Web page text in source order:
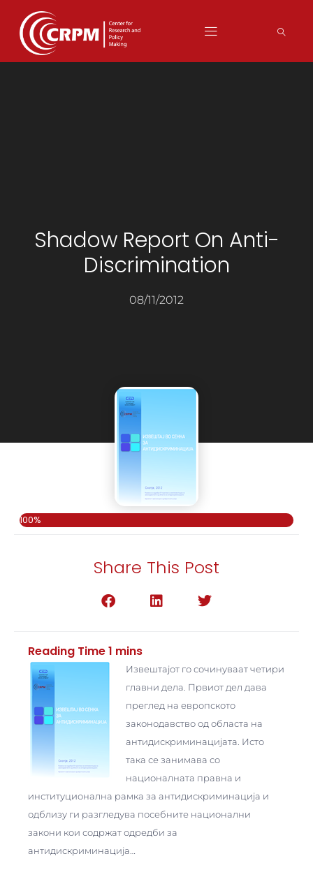
Shadow Report On Anti-
Discrimination
08/11/2012
100%
Share This Post
Извештајот го сочинуваат четири
главни дела. Првиот дел дава
преглед на европското
законодавство од областа на
антидискриминацијата. Исто
така се занимава со
националната правна и
институционална рамка за антидискриминација и
одблизу ги разгледува посебните национални
закони кои содржат одредби за
антидискриминација…